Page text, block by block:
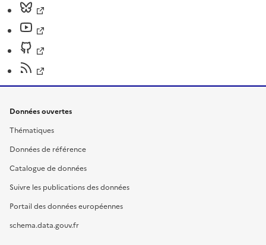
Données ouvertes
Thématiques
Données de référence
Catalogue de données
Suivre les publications des données
Portail des données européennes
schema.data.gouv.fr